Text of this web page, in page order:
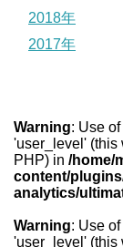
2018年
2017年
Warning: Use
'user_level' (this
PHP) in /home/
content/
analytics/
Warning: Use
'user_level' (this